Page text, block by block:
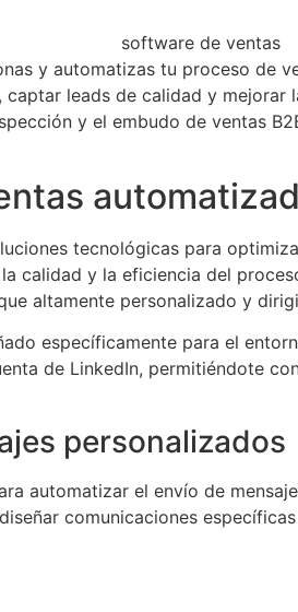
y automatizas tu proceso de
leads de calidad y mejorar
y el embudo de ventas
tecnológicas para
calidad y la eficiencia del
altamente personalizado y
específicamente para el
de LinkedIn, permitiéndote
personalizados
automatizar el envío de
comunicaciones